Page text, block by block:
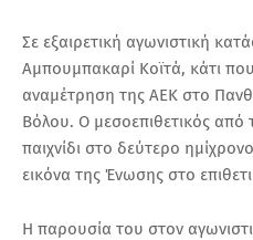
Σε εξαιρετική αγωνιστική
Αμπουμπακαρί Κοϊτά, κάτι
αναμέτρηση της ΑΕΚ στο
Βόλου. Ο μεσοεπιθετικός
παιχνίδι στο δεύτερο
εικόνα της Ένωσης στο
Η παρουσία του στον